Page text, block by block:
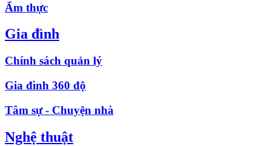
Ẩm thực
Gia đình
Chính sách quản lý
Gia đình 360 độ
Tâm sự - Chuyện nhà
Nghệ thuật